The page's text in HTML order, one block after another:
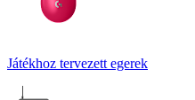
Játékhoz tervezett egerek